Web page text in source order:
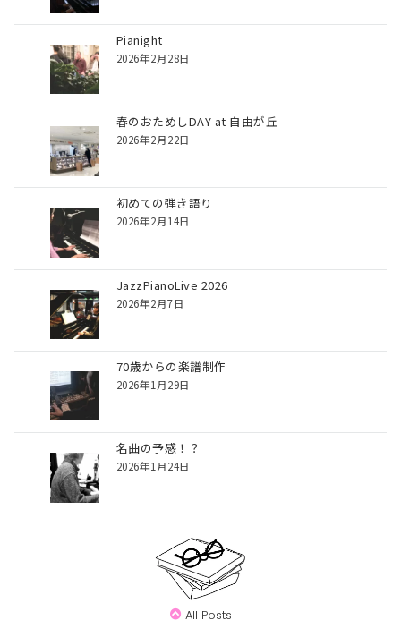
Pianight
2026年2月28日
春のおためしDAY at 自由が丘
2026年2月22日
初めての弾き語り
2026年2月14日
JazzPianoLive 2026
2026年2月7日
70歳からの楽譜制作
2026年1月29日
名曲の予感！？
2026年1月24日
All Posts